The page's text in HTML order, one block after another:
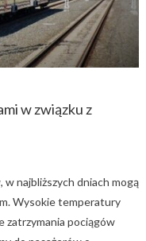
w związku z
w najbliższych dniach mogą
Wysokie temperatury
zatrzymania pociągów